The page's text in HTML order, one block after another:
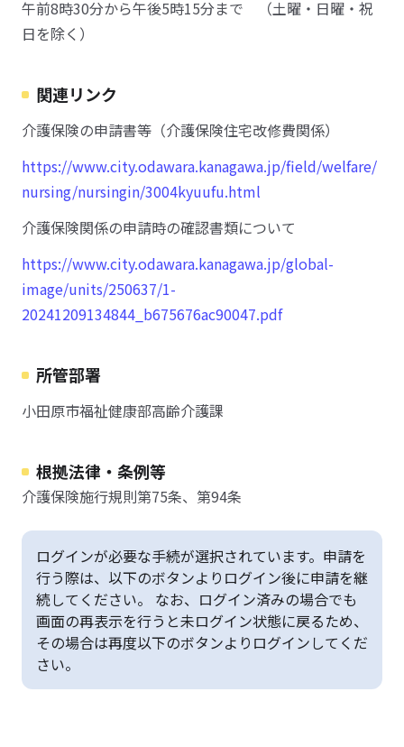
午前8時30分から午後5時15分まで （土曜・日曜・祝
日を除く）
関連リンク
介護保険の申請書等（介護保険住宅改修費関係）
https://www.city.odawara.kanagawa.jp/field/welfare/
nursing/nursingin/3004kyuufu.html
介護保険関係の申請時の確認書類について
https://www.city.odawara.kanagawa.jp/global-
image/units/250637/1-
20241209134844_b675676ac90047.pdf
所管部署
小田原市福祉健康部高齢介護課
根拠法律・条例等
介護保険施行規則第75条、第94条
ログインが必要な手続が選択されています。申請を
行う際は、以下のボタンよりログイン後に申請を継
続してください。 なお、ログイン済みの場合でも
画面の再表示を行うと未ログイン状態に戻るため、
その場合は再度以下のボタンよりログインしてくだ
さい。